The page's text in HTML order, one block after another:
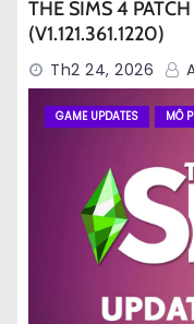
THE SIMS 4
(V1.121.361.1220)
Th2 24, 2026
GAME UPDATES MÔ